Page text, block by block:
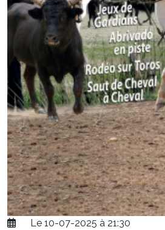
Le 10-07-2025 à 21:30